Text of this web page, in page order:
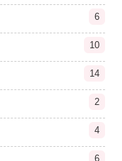
6
10
14
2
4
6